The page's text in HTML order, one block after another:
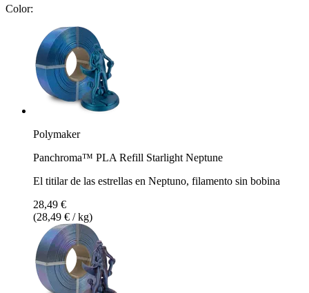
Color:
Polymaker
Panchroma™ PLA Refill Starlight Neptune
El titilar de las estrellas en Neptuno, filamento sin bobina
28,49 €
(28,49 € / kg)